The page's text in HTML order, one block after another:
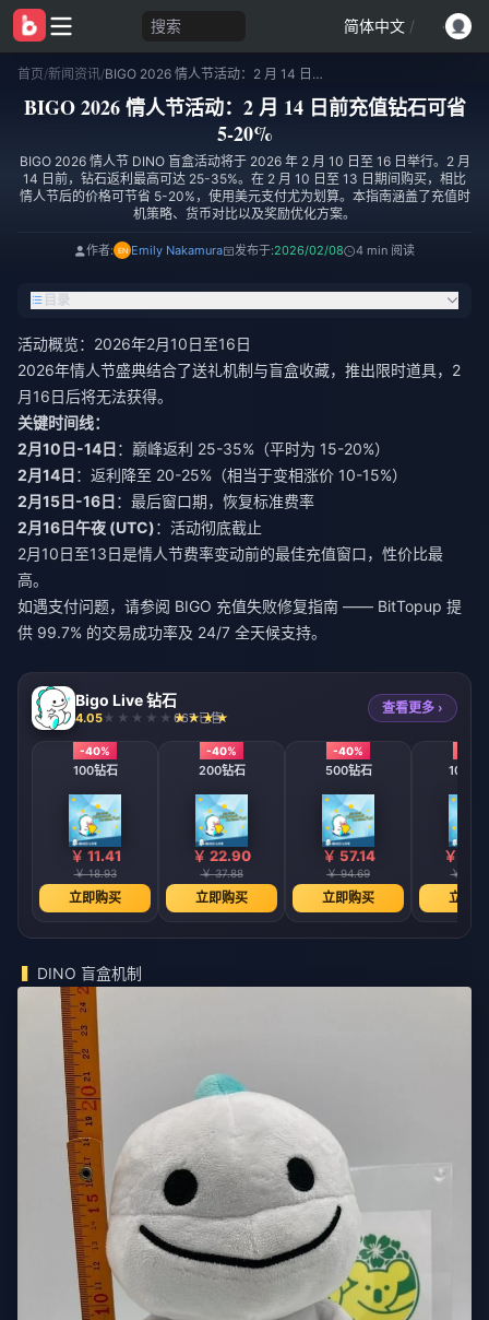
搜索 简体中文 /
首页/新闻资讯/ BIGO 2026 情人节活动：2 月 14 日前充值钻石可省 5-20%
BIGO 2026 情人节活动：2 月 14 日前充值钻石可省
5-20%
BIGO 2026 情人节 DINO 盲盒活动将于 2026 年 2 月 10 日至 16 日举行。2 月
14 日前，钻石返利最高可达 25-35%。在 2 月 10 日至 13 日期间购买，相比
情人节后的价格可节省 5-20%，使用美元支付尤为划算。本指南涵盖了充值时
机策略、货币对比以及奖励优化方案。
作者: Emily Nakamura 发布于:2026/02/08 4 min 阅读
目录
活动概览：2026年2月10日至16日
2026年情人节盛典结合了送礼机制与盲盒收藏，推出限时道具，2
月16日后将无法获得。
关键时间线：
2月10日-14日 ：巅峰返利 25-35%（平时为 15-20%）
2月14日 ：返利降至 20-25%（相当于变相涨价 10-15%）
2月15日-16日 ：最后窗口期，恢复标准费率
2月16日午夜 (UTC)：活动彻底截止
2月10日至13日是情人节费率变动前的最佳充值窗口，性价比最
高。
如遇支付问题，请参阅 BIGO 充值失败修复指南 —— BitTopup 提
供 99.7% 的交易成功率及 24/7 全天候支持。
Bigo Live 钻石
4.05 667 已售
查看更多 ›
-40%
100钻石
￥ 11.41
￥ 18.93
立即购买
-40%
200钻石
￥ 22.90
￥ 37.88
立即购买
-40%
500钻石
￥ 57.14
￥ 94.69
立即购买
1000
￥
￥
立即
DINO 盲盒机制